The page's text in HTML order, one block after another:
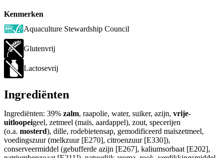
Kenmerken
Aquaculture Stewardship Council
Glutenvrij
Lactosevrij
Ingrediënten
Ingrediënten: 39% zalm, raapolie, water, suiker, azijn, vrije-
uitloopeigeel, zetmeel (maïs, aardappel), zout, specerijen
(o.a. mosterd), dille, rodebietensap, gemodificeerd maïszetmeel,
voedingszuur (melkzuur [E270], citroenzuur [E330]),
conserveermiddel (gebufferde azijn [E267], kaliumsorbaat [E202],